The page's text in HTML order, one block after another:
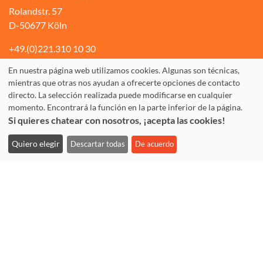
Rolandstr. 57
D-50677 Köln
+49.(0)221.310 10 30
Fax: +49.(0)221.310 10 74
info@tandem-koeln.de
WhatsApp: +49 177 3555642
En nuestra página web utilizamos cookies. Algunas son técnicas,
mientras que otras nos ayudan a ofrecerte opciones de contacto
directo. La selección realizada puede modificarse en cualquier
momento. Encontrará la función en la parte inferior de la página.
Si quieres chatear con nosotros, ¡acepta las cookies!
Quiero elegir Descartar todas De acuerdo